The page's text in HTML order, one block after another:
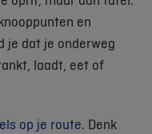
en
je dat je onderweg
laadt, eet of
op je route. Denk